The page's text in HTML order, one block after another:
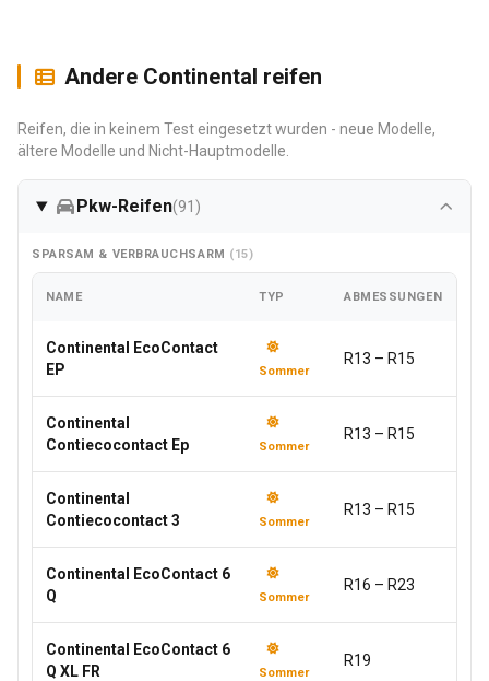
Andere Continental reifen
Reifen, die in keinem Test eingesetzt wurden - neue Modelle,
ältere Modelle und Nicht-Hauptmodelle.
Pkw-Reifen(91)
SPARSAM & VERBRAUCHSARM (15)
NAME TYP ABMESSUNGEN
Continental EcoContact
EP
Sommer
R13 – R15
Continental
Contiecocontact Ep
Sommer
R13 – R15
Continental
Contiecocontact 3
Sommer
R13 – R15
Continental EcoContact 6
Q
Sommer
R16 – R23
Continental EcoContact 6
Q XL FR
Sommer
R19